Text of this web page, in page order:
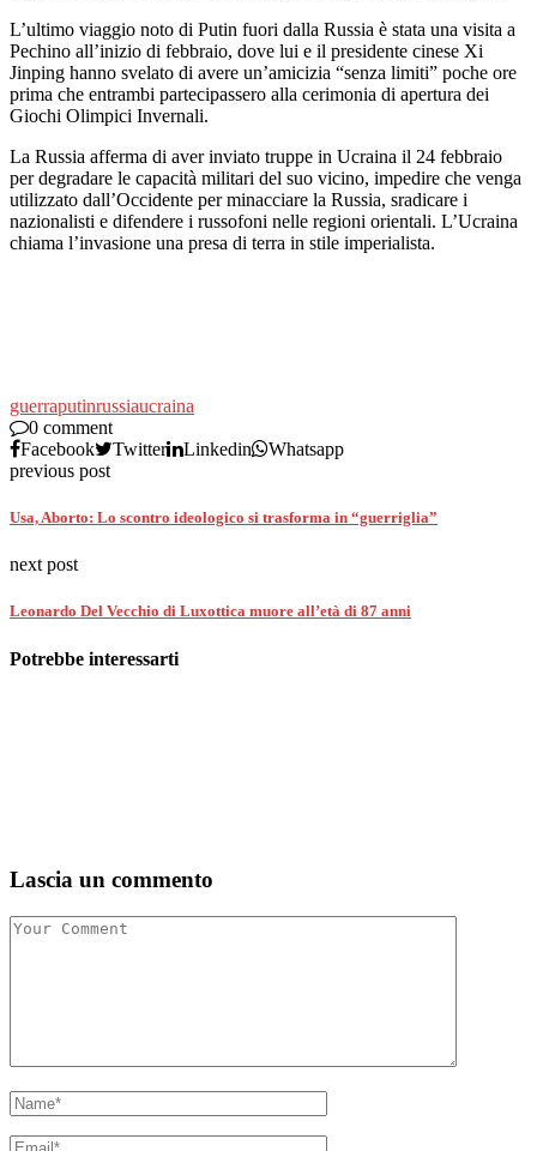
L’ultimo viaggio noto di Putin fuori dalla Russia è stata una visita a
Pechino all’inizio di febbraio, dove lui e il presidente cinese Xi
Jinping hanno svelato di avere un’amicizia “senza limiti” poche ore
prima che entrambi partecipassero alla cerimonia di apertura dei
Giochi Olimpici Invernali.
La Russia afferma di aver inviato truppe in Ucraina il 24 febbraio
per degradare le capacità militari del suo vicino, impedire che venga
utilizzato dall’Occidente per minacciare la Russia, sradicare i
nazionalisti e difendere i russofoni nelle regioni orientali. L’Ucraina
chiama l’invasione una presa di terra in stile imperialista.
guerraputinrussiaucraina
0 comment
Facebook
Twitter Linkedin
Whatsapp
previous post
Usa, Aborto: Lo scontro ideologico si trasforma in “guerriglia”
next post
Leonardo Del Vecchio di Luxottica muore all’età di 87 anni
Potrebbe interessarti
Lascia un commento